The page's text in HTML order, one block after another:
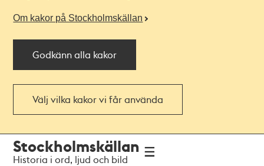
Om kakor på Stockholmskällan
Godkänn alla kakor
Välj vilka kakor vi får använda
navigationen
huvudinnehållet
Stockholmskällan
Historia i ord, ljud och bild